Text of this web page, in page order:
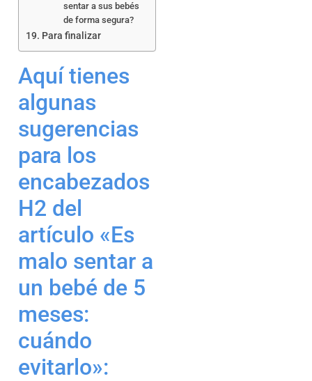
sentar a sus bebés
de forma segura?
Para finalizar
Aquí tienes
algunas
sugerencias
para los
encabezados
H2 del
artículo «Es
malo sentar a
un bebé de 5
meses:
cuándo
evitarlo»: